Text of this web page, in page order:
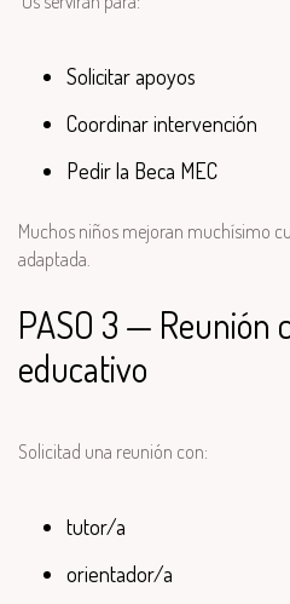
Solicitar apoyos
Coordinar intervención
Pedir la Beca MEC
Muchos niños mejoran muchísimo
adaptada.
PASO 3 — Reunión
educativo
Solicitad una reunión con:
tutor/a
orientador/a